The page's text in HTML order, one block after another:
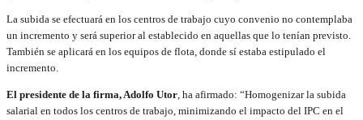
La subida se efectuará en los centros de trabajo cuyo convenio no contemplaba
un incremento y será superior al establecido en aquellas que lo tenían previsto.
También se aplicará en los equipos de flota, donde sí estaba estipulado el
incremento.
El presidente de la firma, Adolfo Utor, ha afirmado: “Homogenizar la subida
salarial en todos los centros de trabajo, minimizando el impacto del IPC en el